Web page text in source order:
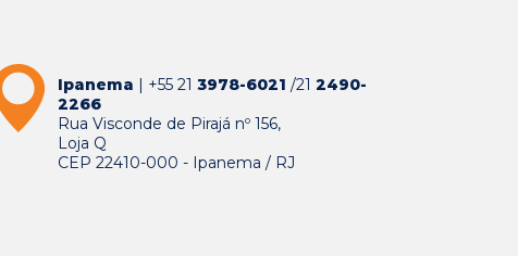
Ipanema | +55 21 3978-6021 /21 2490-
2266
Rua Visconde de Pirajá nº 156,
Loja Q
CEP 22410-000 - Ipanema / RJ